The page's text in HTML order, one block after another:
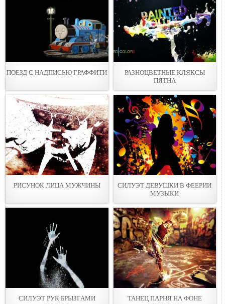
ПОЕЗД С НАДПИСЬЮ ГРАФФИТИ
РАЗНОЦВЕТНЫЕ КЛЯКСЫ
ПЯТНА
РИСУНОК ЛИЦА МУЖЧИНЫ
СИЛУЭТ ДЕВУШКИ В ФЕЕРИИ
МУЗЫКИ
СИЛУЭТ РУК БРЫЗГАМИ
ТАНЕЦ ПАРНЯ НА ФОНЕ